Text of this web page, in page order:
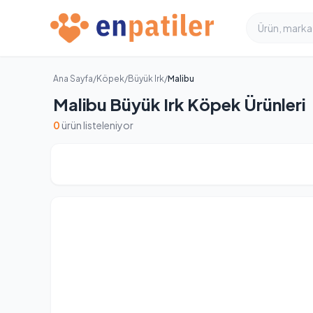
Ana Sayfa/Köpek/Büyük Irk/Malibu
Malibu Büyük Irk Köpek Ürünleri
0 ürün listeleniyor